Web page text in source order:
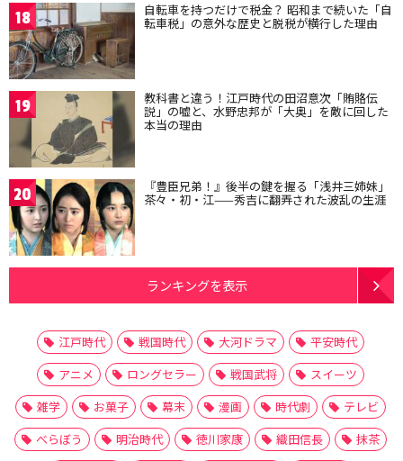
18 自転車を持つだけで税金？ 昭和まで続いた「自
転車税」の意外な歴史と脱税が横行した理由
19 教科書と違う！江戸時代の田沼意次「賄賂伝
説」の嘘と、水野忠邦が「大奥」を敵に回した
本当の理由
20 『豊臣兄弟！』後半の鍵を握る「浅井三姉妹」
茶々・初・江——秀吉に翻弄された波乱の生涯
ランキングを表示
江戸時代 戦国時代 大河ドラマ
平安時代
アニメ
ロングセラー 戦国武将
スイーツ
雑学
お菓子 幕末 漫画 時代劇
テレビ
べらぼう
明治時代 徳川家康 織田信長
抹茶